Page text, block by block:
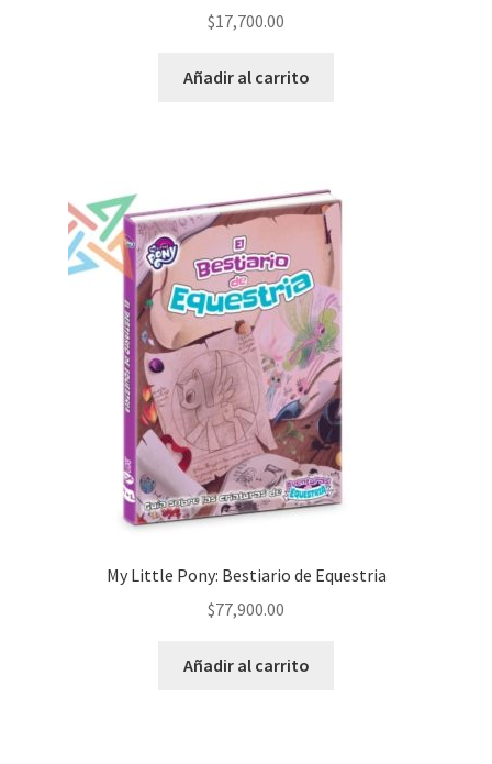
$17,700.00
Añadir al carrito
My Little Pony: Bestiario de Equestria
$77,900.00
Añadir al carrito